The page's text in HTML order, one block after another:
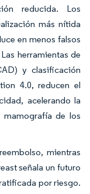
reducida. Los
más nítida
en menos falsos
herramientas de
y clasificación
4.0, reducen el
acelerando la
de los
mientras
señala un futuro
por riesgo.